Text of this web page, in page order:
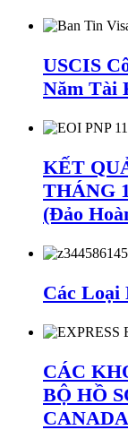
USCIS
Năm Tài
KẾT
THÁNG
(Đảo
Các Loại
CÁC
BỘ HỒ
CANADA